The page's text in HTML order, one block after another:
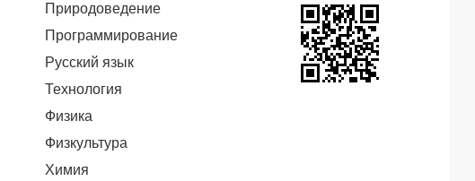
Природоведение
Программирование
Русский язык
Технология
Физика
Физкультура
Химия